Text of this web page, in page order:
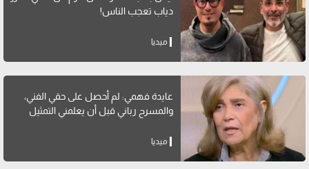
دياب تعجب الناس!
ميديا
عايدة فهمي: لم أحصل على حقي الفني،
والمسرح رباني قبل أن يعلمني التمثيل
ميديا